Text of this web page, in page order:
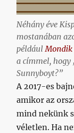
Néhány éve
mostanában
például
a címmel, hogy
Sunnyboyt?”
A 2017-es
amikor az
mind nekünk
véletlen. Ha